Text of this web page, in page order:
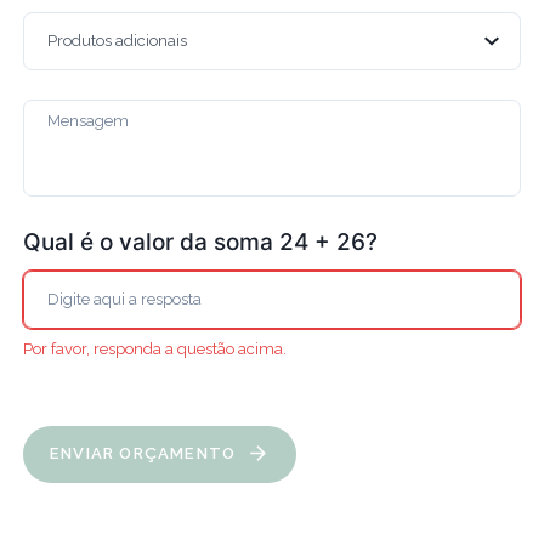
Qual é o valor da soma 24 + 26?
Por favor, responda a questão acima.
ENVIAR ORÇAMENTO